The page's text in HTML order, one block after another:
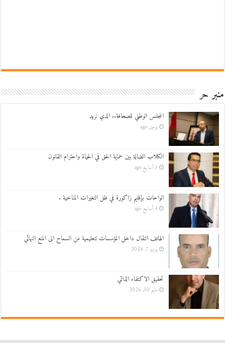
منبر حر
المجلس الوطني للصحافة.. الذي نريد
يومين ago
الكلاب الضالة بين حماية الحق في الحياة واحترام القانون
3 أسابيع ago
الواحات بإقليم زاكورة في ظل التغيرات المناخية .
4 أسابيع ago
الهاتف النقال داخل المؤسسات لتعليمية من السماح الى المنع النهائي
يونيو 7, 2026
تحقيق الاكتفاء الذاتي
مايو 30, 2026